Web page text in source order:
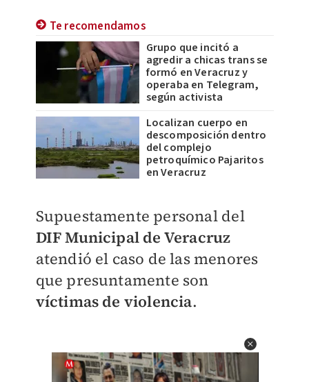
Te recomendamos
Grupo que incitó a
agredir a chicas trans se
formó en Veracruz y
operaba en Telegram,
según activista
Localizan cuerpo en
descomposición dentro
del complejo
petroquímico Pajaritos
en Veracruz
Supuestamente personal del
DIF Municipal de Veracruz
atendió el caso de las menores
que presuntamente son
víctimas de violencia.